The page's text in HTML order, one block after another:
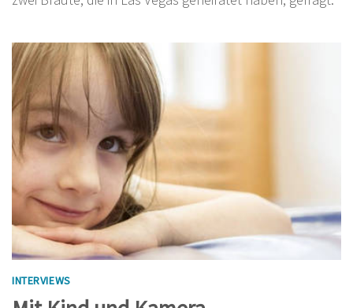
INTERVIEWS